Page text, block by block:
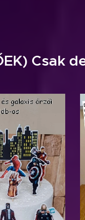
Csak